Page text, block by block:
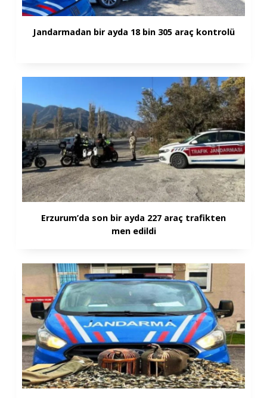
Jandarmadan bir ayda 18 bin 305 araç kontrolü
Erzurum’da son bir ayda 227 araç trafikten
men edildi